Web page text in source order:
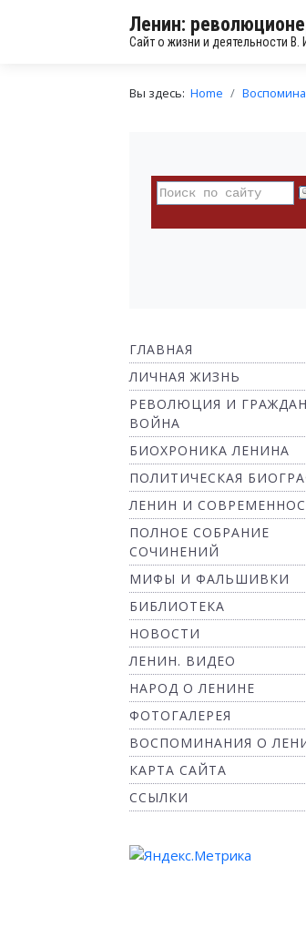
Ленин:
Сайт о жизни и деятельности В.
Вы здесь: Home
ГЛАВНАЯ
ЛИЧНАЯ ЖИЗНЬ
РЕВОЛЮЦИЯ И
ВОЙНА
БИОХРОНИКА ЛЕНИНА
ПОЛИТИЧЕСКАЯ
ЛЕНИН И
ПОЛНОЕ СОБРАНИЕ
СОЧИНЕНИЙ
МИФЫ И ФАЛЬШИВКИ
БИБЛИОТЕКА
НОВОСТИ
ЛЕНИН. ВИДЕО
НАРОД О ЛЕНИНЕ
ФОТОГАЛЕРЕЯ
ВОСПОМИНАНИЯ О
КАРТА САЙТА
ССЫЛКИ